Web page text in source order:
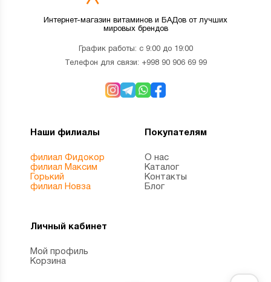
Интернет-магазин витаминов и БАДов от лучших
мировых брендов
График работы: с 9:00 до 19:00
Телефон для связи: +998 90 906 69 99
Наши филиалы
филиал Фидокор
филиал Максим
Горький
филиал Новза
Покупателям
О нас
Каталог
Контакты
Блог
Личный кабинет
Мой профиль
Корзина